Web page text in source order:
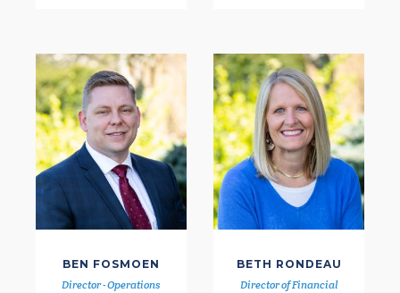
BEN FOSMOEN
Director - Operations
BETH RONDEAU
Director of Financial